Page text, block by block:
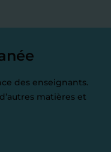
des enseignants.
matières et